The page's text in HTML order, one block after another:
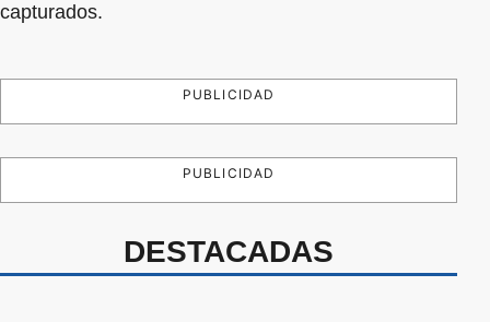
capturados.
PUBLICIDAD
PUBLICIDAD
DESTACADAS